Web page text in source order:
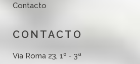
Contacto
CONTACTO
Via Roma 23, 1º - 3ª